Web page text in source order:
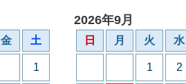
金 土
1
2026年9月
日 月 火 水
1 2